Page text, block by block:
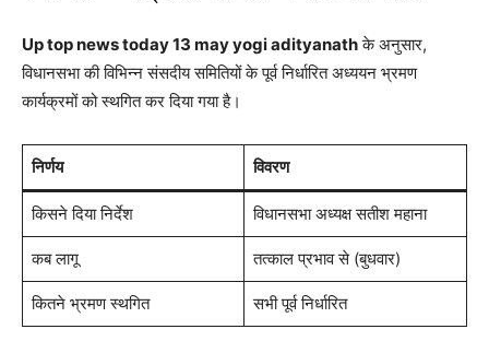
Up top news today 13 may yogi adityanathके अनुसार,
विधानसभा की विभिन्न संसदीय समितियों के पूर्व निर्धारित अध्ययन भ्रमण
कार्यक्रमों को स्थगित कर दिया गया है।
निर्णय विवरण
किसने दिया निर्देश विधानसभा अध्यक्ष सतीश महाना
कब लागू तत्काल प्रभाव से (बुधवार)
कितने भ्रमण स्थगित सभी पूर्व निर्धारित